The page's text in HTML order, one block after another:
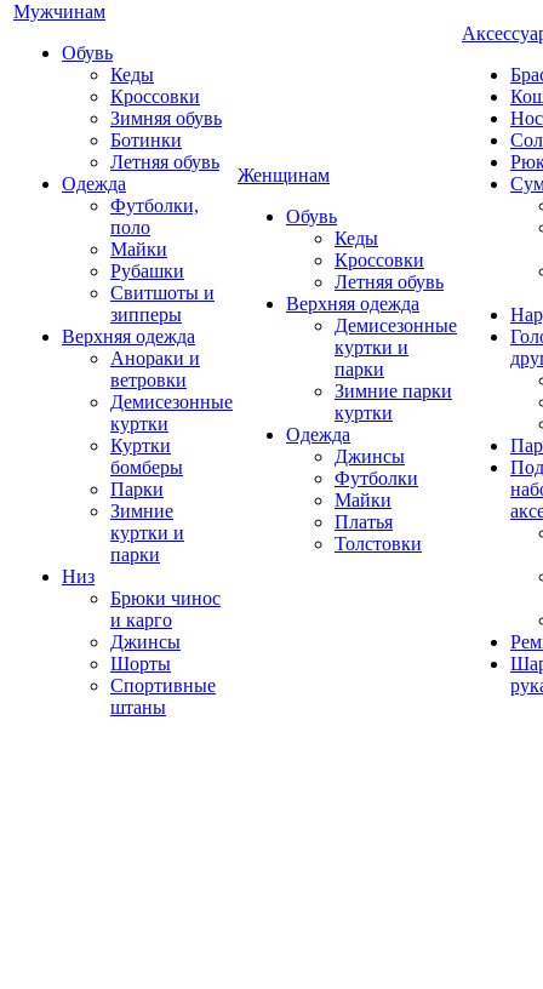
Мужчинам
Обувь
Кеды
Кроссовки
Зимняя обувь
Ботинки
Летняя обувь
Одежда
Футболки,
поло
Майки
Рубашки
Свитшоты и
зипперы
Верхняя одежда
Анораки и
ветровки
Демисезонные
куртки
Куртки
бомберы
Парки
Зимние
куртки и
парки
Низ
Брюки чинос
и карго
Джинсы
Шорты
Спортивные
штаны
Женщинам
Обувь
Кеды
Кроссовки
Летняя обувь
Верхняя одежда
Демисезонные
куртки и
парки
Зимние парки
куртки
Одежда
Джинсы
Футболки
Майки
Платья
Толстовки